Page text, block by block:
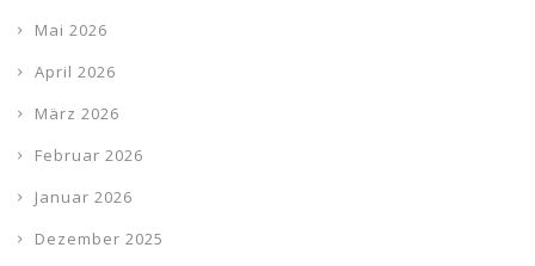
Mai 2026
April 2026
März 2026
Februar 2026
Januar 2026
Dezember 2025